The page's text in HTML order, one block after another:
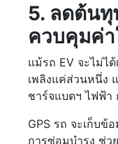
5. ลดต้นทุ
ควบคุมค่า
แม้รถ EV จะไม่ไ
เพลิงแค่ส่วนหนึ่ง
ชาร์จแบตฯ ไฟฟ้า
GPS รถ จะเก็บข้
การซ่อมบำรุง ช่ว